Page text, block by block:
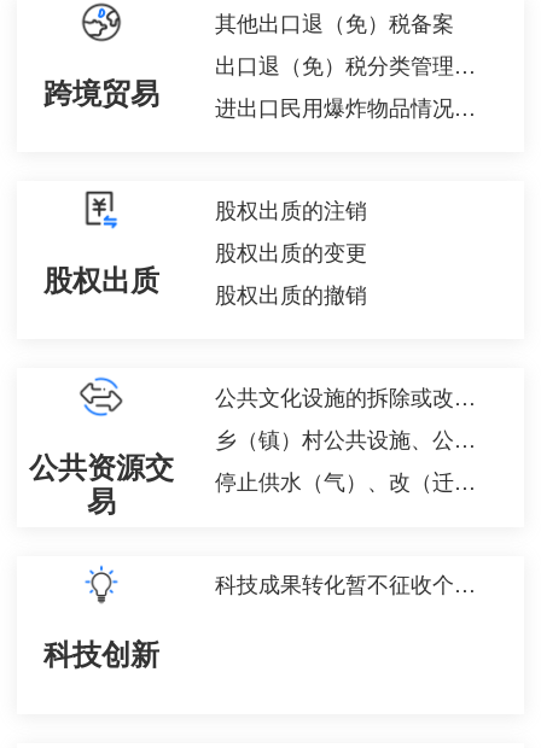
跨境贸易
其他出口退（免）税备案
出口退（免）税分类管理评定申请
进出口民用爆炸物品情况备案
股权出质
股权出质的注销
股权出质的变更
股权出质的撤销
公共资源交
易
公共文化设施的拆除或改变功能、用途审核结果查询
乡（镇）村公共设施、公益事业使用集体建设用地审批
停止供水（气）、改（迁、拆）公共供水的审批
科技创新
科技成果转化暂不征收个人所得税备案